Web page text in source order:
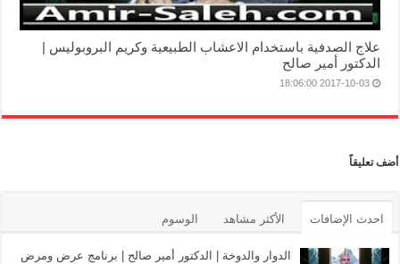
علاج الصدفية باستخدام الاعشاب الطبيعية وكريم البروبوليس |
الدكتور أمير صالح
2017-10-03 18:06:00
أضف تعليقاً
احدث الإضافات الأكثر مشاهد الوسوم
الدوار والدوخة | الدكتور أمير صالح | برنامج عرض ومرض